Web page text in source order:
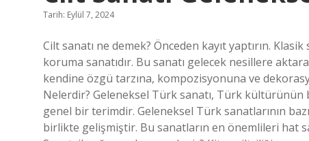
Tarih: Eylül 7, 2024
Cilt sanatı ne demek? Önceden kayıt yaptırın.
koruma sanatıdır. Bu sanatı gelecek nesillere
kendine özgü tarzına, kompozisyonuna ve
Nelerdir? Geleneksel Türk sanatı, Türk
genel bir terimdir. Geleneksel Türk sanatlarının
birlikte gelişmiştir. Bu sanatların en önemlileri hat